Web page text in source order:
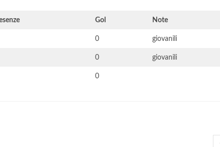
Gol Note
0 giovanili
0 giovanili
0